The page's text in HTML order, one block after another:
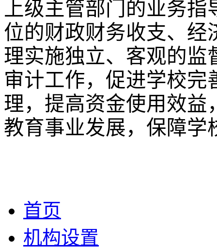
上级主管部门的业务指
位的财政财务收支、经
理实施独立、客观的监
审计工作，促进学校
理，提高资金使用效益
教育事业发展，保障学
首页
机构设置